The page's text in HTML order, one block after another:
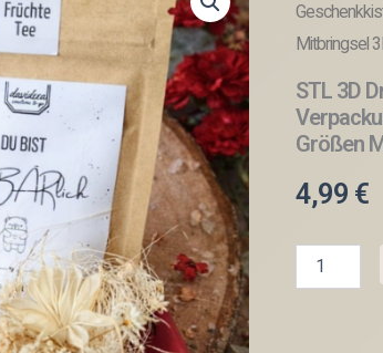
Mitbringsel
STL 3D
Größen
4,99 €